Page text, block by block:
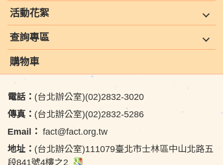
活動花絮
查詢專區
購物車
電話： (台北辦公室)(02)2832-3020
傳真： (台北辦公室)(02)2832-5286
Email： fact@fact.org.tw
地址： (台北辦公室)111079臺北市士林區中山北路五
段841號4樓之2